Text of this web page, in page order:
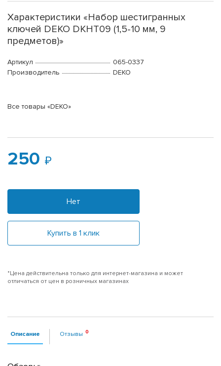
Характеристики «Набор шестигранных
ключей DEKO DKHT09 (1,5-10 мм, 9
предметов)»
Артикул
065-0337
Производитель
DEKO
Все товары «DEKO»
250
Нет
Купить в 1 клик
*Цена действительна только для интернет-магазина и может
отличаться от цен в розничных магазинах
Описание Отзывы